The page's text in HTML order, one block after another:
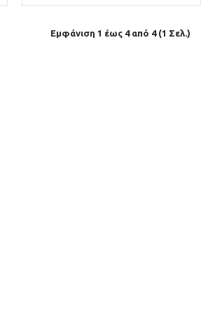
Εμφάνιση 1 έως 4 από 4 (1 Σελ.)